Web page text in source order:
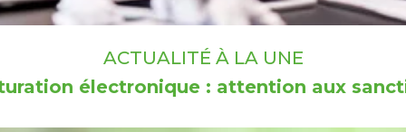
ACTUALITÉ À LA UNE
électronique : attention aux